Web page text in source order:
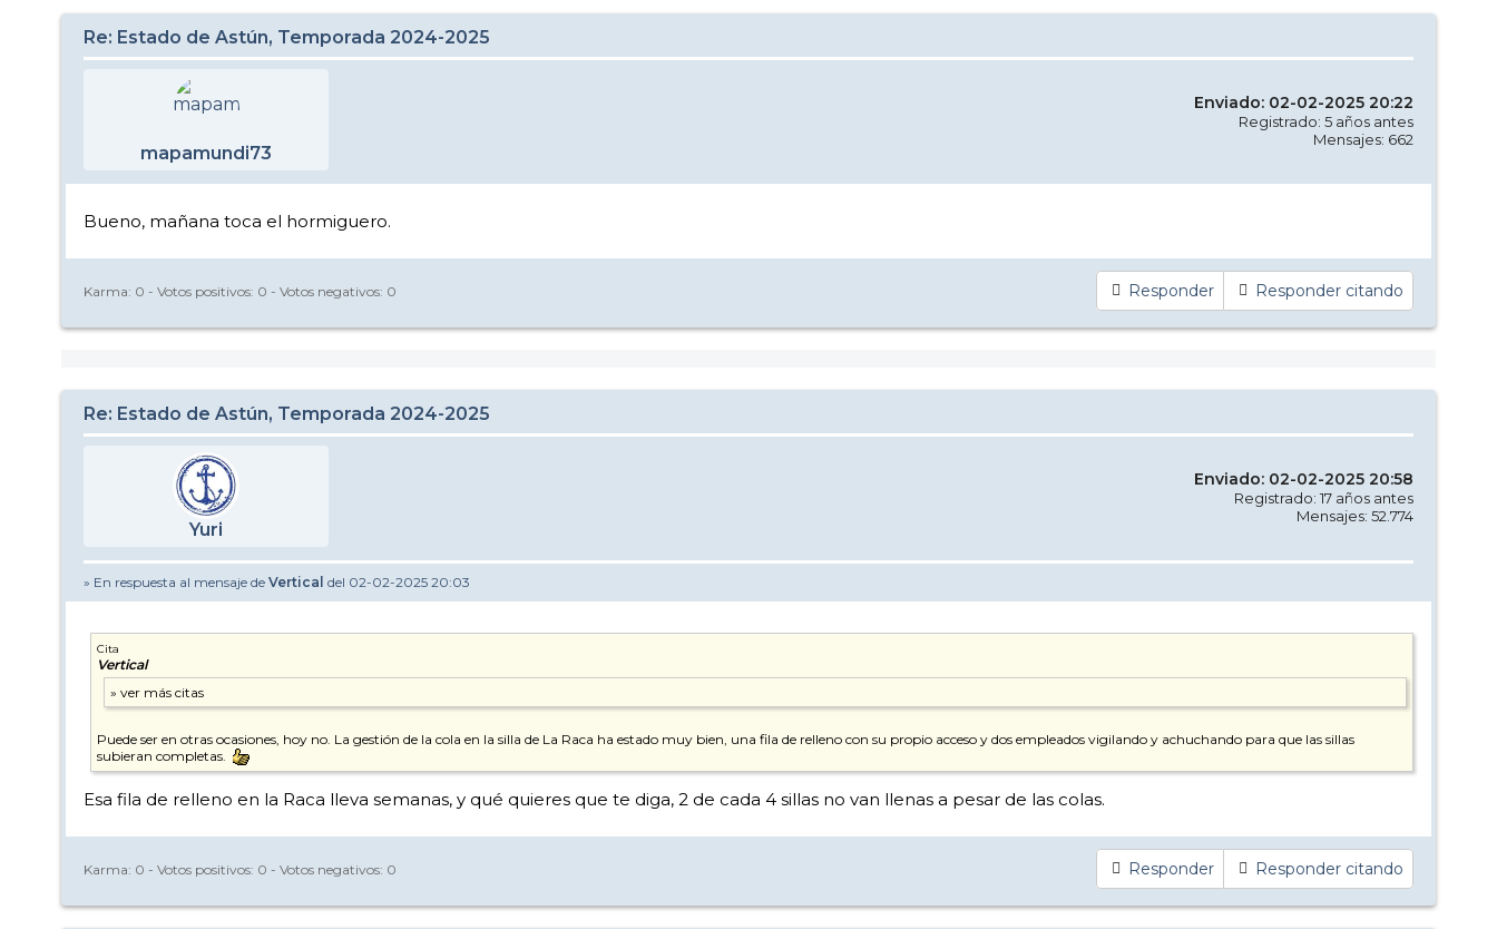
Re: Estado de Astún, Temporada 2024-2025
mapamundi73
Enviado: 02-02-2025 20:22
Registrado: 5 años antes
Mensajes: 662
Bueno, mañana toca el hormiguero.
Responder Responder citando
Karma: 0 - Votos positivos: 0 - Votos negativos: 0
Re: Estado de Astún, Temporada 2024-2025
Yuri
Enviado: 02-02-2025 20:58
Registrado: 17 años antes
Mensajes: 52.774
» En respuesta al mensaje de Vertical del 02-02-2025 20:03
Cita
Vertical
Puede ser en otras ocasiones, hoy no. La gestión de la cola en la silla de La Raca ha estado muy bien, una fila de relleno con su propio acceso y dos empleados vigilando y achuchando para que las sillas
subieran completas.
Esa fila de relleno en la Raca lleva semanas, y qué quieres que te diga, 2 de cada 4 sillas no van llenas a pesar de las colas.
Responder Responder citando
Karma: 0 - Votos positivos: 0 - Votos negativos: 0